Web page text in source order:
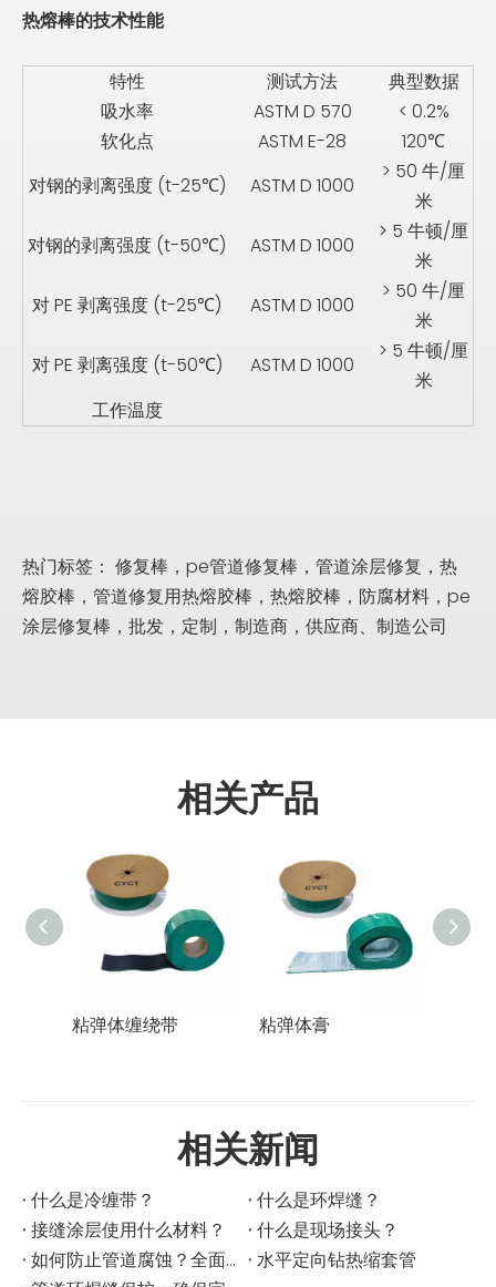
热熔棒的技术性能
特性 测试方法
典型数据
吸水率
ASTM D 570
< 0.2%
软化点
ASTM E-28
120℃
对钢的剥离强度 (t-25℃)
ASTM D 1000
> 50 牛/厘
米
对钢的剥离强度 (t-50℃)
ASTM D 1000
> 5 牛顿/厘
米
对 PE 剥离强度 (t-25℃)
ASTM D 1000
> 50 牛/厘
米
对 PE 剥离强度 (t-50℃)
ASTM D 1000
> 5 牛顿/厘
米
工作温度
热门标签： 修复棒，pe管道修复棒，管道涂层修复，热
熔胶棒，管道修复用热熔胶棒，热熔胶棒，防腐材料，pe
涂层修复棒，批发，定制，制造商，供应商、制造公司
相关产品
粘弹体缠绕带 粘弹体膏
相关新闻
什么是冷缠带？
什么是环焊缝？
接缝涂层使用什么材料？
什么是现场接头？
如何防止管道腐蚀？全面指南
水平定向钻热缩套管